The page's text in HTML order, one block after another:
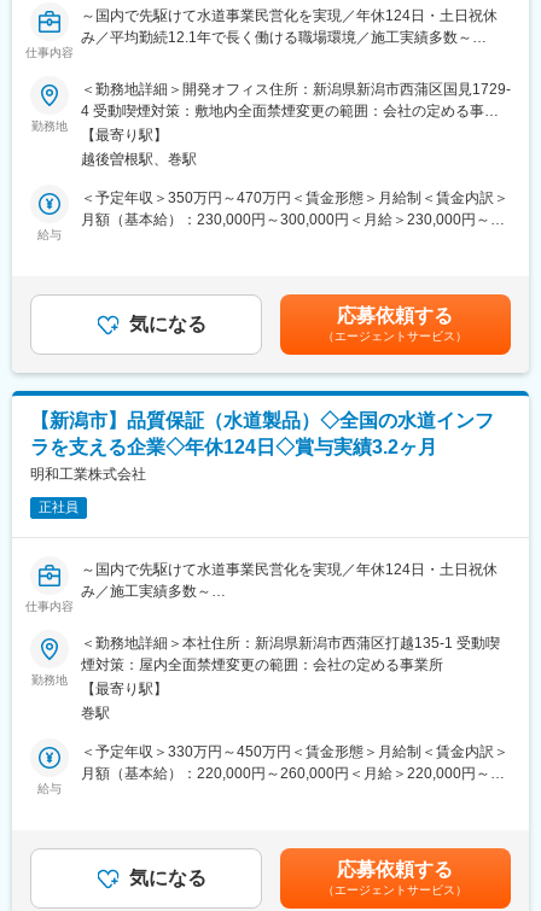
■採用背景
新たに新潟市内に営業拠点（シェアオフィス予定）を開設し、地
げメンバーとしてエリアを担っていただける方を募集します。
■フォロー体制
営業課長が育成担当としてフォローいたします。全国拠点にいる
ベテラン社員とチャットやWeb会議などで常に繋がっており、逐
一コミュニケーションを取れる組織風土です。シェアオフィスで
の勤務でも孤立することなく、スムーズに業務をキャッチアップ
・新規拠点立ち上げに関わる
・エリア戦略の設計・実行をお任せ
・将来的にエリアの中核人材としての成長が期待出来る
・ハードディスクの最終工程 世界シェアトップクラス：長年培っ
た研磨分野における独自ノウハウを武器に研磨関連製品の製造販
売を展開しています。特にハードディスク基板の最終研磨工程で
は世界シェアトップクラスです。
・挑戦を重んじる文化：入社年次に関わらず、裁量権を持って、
業務改善や組織改革などもご自身の意見で進めていただくことが
可能です。自身の挑戦が企業の成長に直結する環境です。
変更の範囲：会社の定める業務
仕事内容
～国内で先駆けて水道事業民営化を実現／年休124日・土日祝休
み／平均勤続12.1年で長く働ける職場環境／施工実績多数～
■業務内容：
当社の基盤事業である水道インフラや再生可能エネルギー施設、
さらにIoTを活用した新規事業プロジェクトなど、当社が展開する
事業における新しい製品やサービスの開発業務をご担当いただき
ます。
■業務詳細：
・新規プロダクトの要件定義、構想詳細設計、試作作成、性能評
・販売支援ならびに技術サポート
・他部門や外部機関との共同研究、外部協業
将来的にはテーマリーダーやプロジェクトマネージャーを目指す
ことが可能です。
さらに、ご自身のスキルや志向に応じて、スペシャリストなど多
■職場環境：
・平均年齢：40.3歳
◎平均勤続年数は12.1年と安定して働ける環境です。
います。
■当社の特徴：
昭和44年創業以来、一貫して水道関連事業を業として、上水道施
タル、災害等の緊急時に活躍する仮設資材の備蓄・提供並びに環
境水質分析などで日本全国へ事業を展開しています。地域未来牽
変更の範囲：会社の定める業務
勤務地
＜勤務地詳細＞開発オフィス住所：新潟県新潟市西蒲区国見1729-
4 受動喫煙対策：敷地内全面禁煙変更の範囲：会社の定める事業
所【最寄り駅】
越後曽根駅、巻駅
給与
＜予定年収＞350万円～470万円＜賃金形態＞月給制＜賃金内訳＞
月額（基本給）：230,000円～300,000円＜月給＞230,000円～
ヶ月■昇給：年1回※前年度実績500円～3万/月賃金はあくまでも目
安の金額であり、選考を通じて上下する可能性があります。月給
(月額)は固定手当を含めた表記です。
気になる 応募依頼する
（エージェントサービス）
【新潟市】品質保証（水道製品）◇全国の水道インフ
ラを支える企業◇年休124日◇賞与実績3.2ヶ月
明和工業株式会社
正社員
仕事内容
～国内で先駆けて水道事業民営化を実現／年休124日・土日祝休
み／施工実績多数～
■業務内容：
水道製品の品質保証をご担当いただきます。
売上高300億円および「世界一の水企業」を目指すための、組織
拡大に伴う増員募集です。
■業務詳細：
品質保証部の一員として、当社の製品やサービスに関する品質向
上や、顧客満足度の向上を目指した業務に従事していただきま
だきます。
＜具体的には＞
・品質保証業務（製品検査や品質データの収集・分析、不具合の
勤務地
＜勤務地詳細＞本社住所：新潟県新潟市西蒲区打越135-1 受動喫
煙対策：屋内全面禁煙変更の範囲：会社の定める事業所
【最寄り駅】
巻駅
給与
＜予定年収＞330万円～450万円＜賃金形態＞月給制＜賃金内訳＞
月額（基本給）：220,000円～260,000円＜月給＞220,000円～
までも目安の金額であり、選考を通じて上下する可能性がありま
す。月給(月額)は固定手当を含めた表記です。
気になる 応募依頼する
（エージェントサービス）